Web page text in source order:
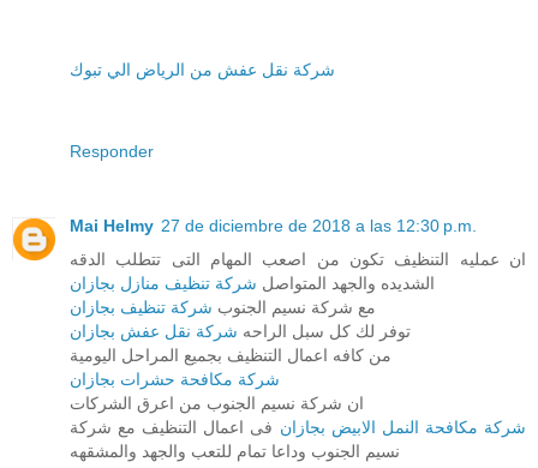
شركة نقل عفش من الرياض الي تبوك
Responder
Mai Helmy 27 de diciembre de 2018 a las 12:30 p.m.
ان عمليه التنظيف تكون من اصعب المهام التى تتطلب الدقه
الشديده والجهد المتواصل شركة تنظيف منازل بجازان
مع شركة نسيم الجنوب شركة تنظيف بجازان
توفر لك كل سبل الراحه شركة نقل عفش بجازان
من كافه اعمال التنظيف بجميع المراحل اليومية
شركة مكافحة حشرات بجازان
ان شركة نسيم الجنوب من اعرق الشركات
شركة مكافحة النمل الابيض بجازان فى اعمال التنظيف مع شركة
نسيم الجنوب وداعا تمام للتعب والجهد والمشقهه